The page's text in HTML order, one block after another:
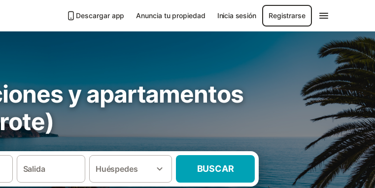
Descargar app Anuncia tu propiedad Inicia sesión Registrarse
y apartamentos
Salida Huéspedes BUSCAR